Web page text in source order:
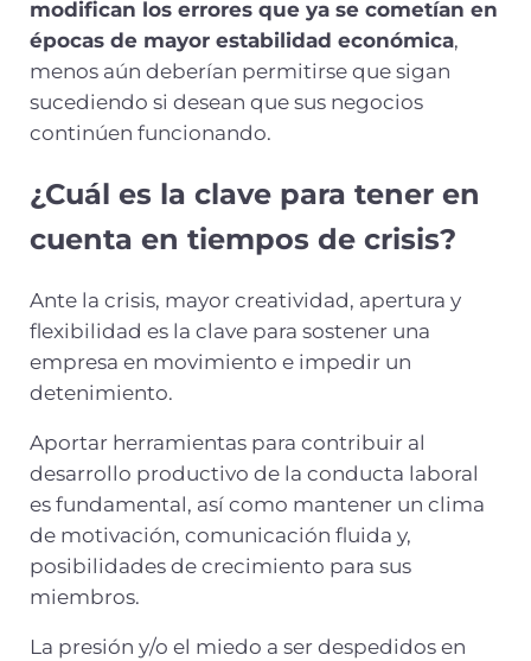
modifican los errores que ya se cometían en
épocas de mayor estabilidad económica,
menos aún deberían permitirse que sigan
sucediendo si desean que sus negocios
continúen funcionando.
¿Cuál es la clave para tener en
cuenta en tiempos de crisis?
Ante la crisis, mayor creatividad, apertura y
flexibilidad es la clave para sostener una
empresa en movimiento e impedir un
detenimiento.
Aportar herramientas para contribuir al
desarrollo productivo de la conducta laboral
es fundamental, así como mantener un clima
de motivación, comunicación fluida y,
posibilidades de crecimiento para sus
miembros.
La presión y/o el miedo a ser despedidos en